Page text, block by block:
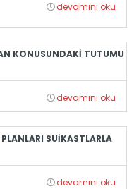
devamını oku
KONUSUNDAKİ TUTUMU
devamını oku
SUİKASTLARLA
devamını oku